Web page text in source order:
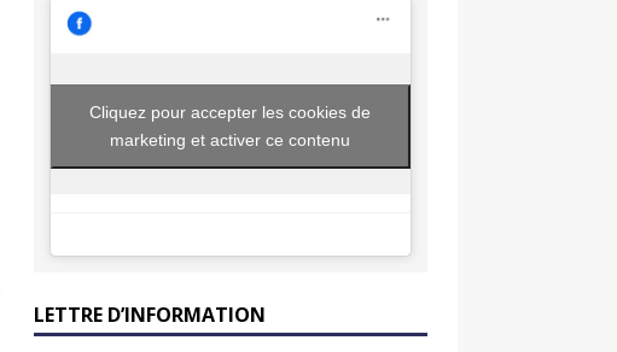
Cliquez pour accepter les cookies de
marketing et activer ce contenu
LETTRE D’INFORMATION